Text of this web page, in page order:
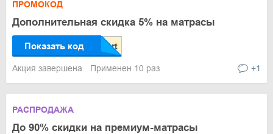
ПРОМОКОД
Дополнительная скидка 5% на матрасы
Показать код
Акция завершена Применен 10 раз +1
РАСПРОДАЖА
До 90% скидки на премиум-матрасы